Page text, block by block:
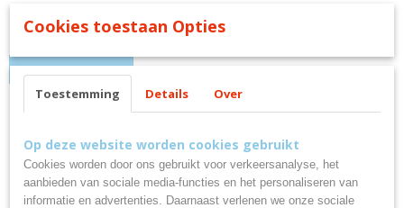
€ 0,30
IN WINKELWAGEN
Cookies toestaan Opties
Toestemming Details Over
Op deze website worden cookies gebruikt
Cookies worden door ons gebruikt voor verkeersanalyse, het
aanbieden van sociale media-functies en het personaliseren van
informatie en advertenties. Daarnaast verlenen we onze sociale